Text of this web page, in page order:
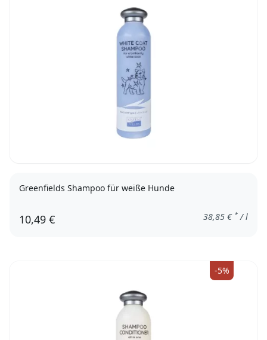
Greenfields Shampoo für weiße Hunde
10,49 € 38,85 € * / l
-5%